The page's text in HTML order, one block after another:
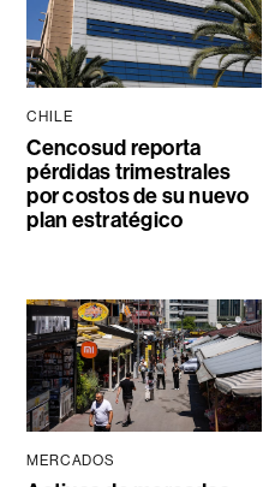
CHILE
Cencosud reporta
pérdidas trimestrales
por costos de su nuevo
plan estratégico
MERCADOS